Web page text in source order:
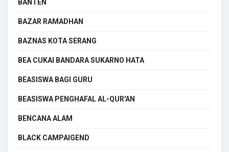
BANTEN
BAZAR RAMADHAN
BAZNAS KOTA SERANG
BEA CUKAI BANDARA SUKARNO HATA
BEASISWA BAGI GURU
BEASISWA PENGHAFAL AL-QUR'AN
BENCANA ALAM
BLACK CAMPAIGEND